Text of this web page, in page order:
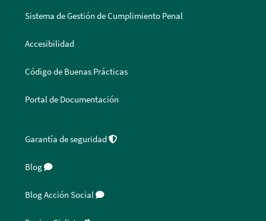
Sistema de Gestión de Cumplimiento Penal
Accesibilidad
Código de Buenas Prácticas
Portal de Documentación
Garantía de seguridad
Blog
Blog Acción Social